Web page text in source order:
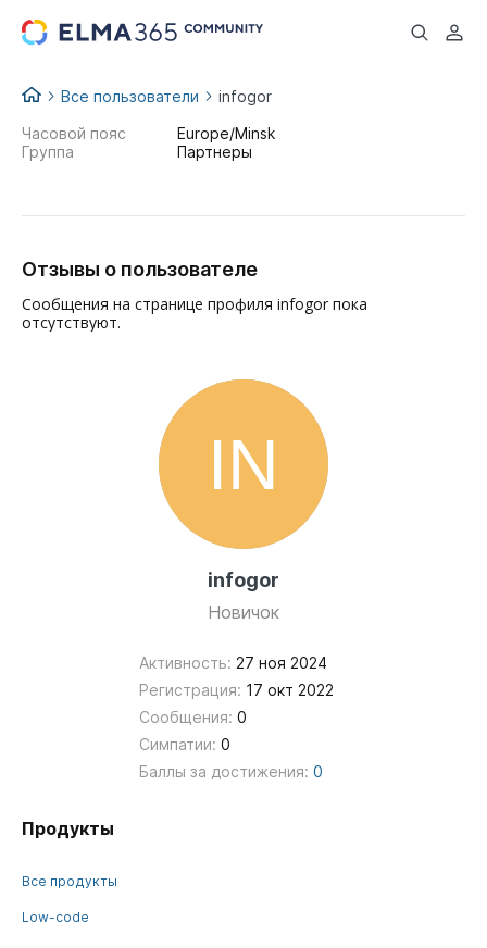
...
Все пользователи infogor
infogor
Новичок
Активность: 27 ноя 2024
Регистрация: 17 окт 2022
Сообщения: 0
Симпатии: 0
Баллы за достижения: 0
Часовой пояс
Europe/Minsk
Группа
Партнеры
Отзывы о пользователе
Сообщения на странице профиля infogor пока
отсутствуют.
Продукты
Все продукты
Low-code